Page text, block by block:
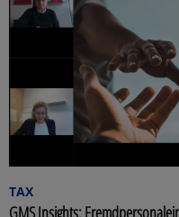
TAX
GMS Insights: